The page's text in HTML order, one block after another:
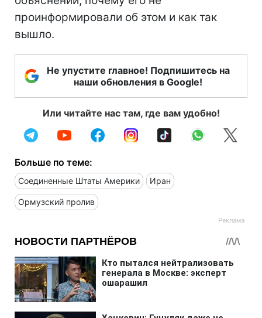
проинформировали об этом и как так
вышло.
Не упустите главное! Подпишитесь на
наши обновления в Google!
Или читайте нас там, где вам удобно!
Больше по теме:
Соединенные Штаты Америки Иран
Ормузский пролив